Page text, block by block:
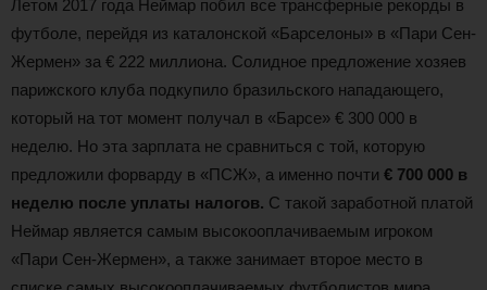
Летом 2017 года Неймар побил все трансферные рекорды в
футболе, перейдя из каталонской «Барселоны» в «Пари Сен-
Жермен» за € 222 миллиона. Солидное предложение хозяев
парижского клуба подкупило бразильского нападающего,
который на тот момент получал в «Барсе» € 300 000 в
неделю. Но эта зарплата не сравниться с той, которую
предложили форварду в «ПСЖ», а именно почти € 700 000 в
неделю после уплаты налогов. С такой заработной платой
Неймар является самым высокооплачиваемым игроком
«Пари Сен-Жермен», а также занимает второе место в